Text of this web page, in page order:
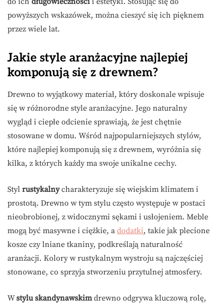
powyższych wskazówek, można cieszyć się ich pięknem
przez wiele lat.
Jakie style aranżacyjne najlepiej
komponują się z drewnem?
Drewno to wyjątkowy materiał, który doskonale wpisuje
się w różnorodne style aranżacyjne. Jego naturalny
wygląd i ciepłe odcienie sprawiają, że jest chętnie
stosowane w domu. Wśród najpopularniejszych stylów,
które najlepiej komponują się z drewnem, wyróżnia się
kilka, z których każdy ma swoje unikalne cechy.
Styl rustykalnycharakteryzuje się wiejskim klimatem i
prostotą. Drewno w tym stylu często występuje w postaci
nieobrobionej, z widocznymi sękami i usłojeniem. Meble
mogą być masywne i ciężkie, a dodatki, takie jak plecione
kosze czy lniane tkaniny, podkreślają naturalność
aranżacji. Kolory w rustykalnym wystroju są najczęściej
stonowane, co sprzyja stworzeniu przytulnej atmosfery.
Wstylu skandynawskimdrewno odgrywa kluczową rolę,